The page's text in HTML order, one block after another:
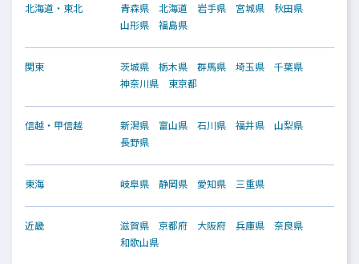
北海道・東北 青森県 北海道 岩手県 宮城県
秋田県
山形県
福島県
関東 茨城県 栃木県 群馬県 埼玉県
千葉県
神奈川県
東京都
信越・甲信越 新潟県 富山県 石川県 福井県
山梨県
長野県
東海 岐阜県 静岡県 愛知県 三重県
近畿 滋賀県 京都府 大阪府 兵庫県
奈良県
和歌山県